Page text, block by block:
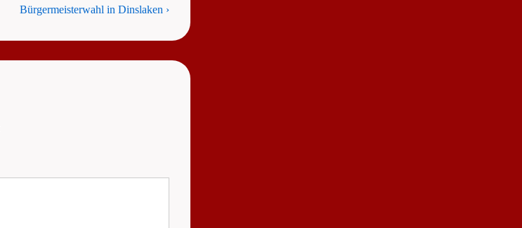
Next
Bürgermeisterwahl in Dinslaken ›